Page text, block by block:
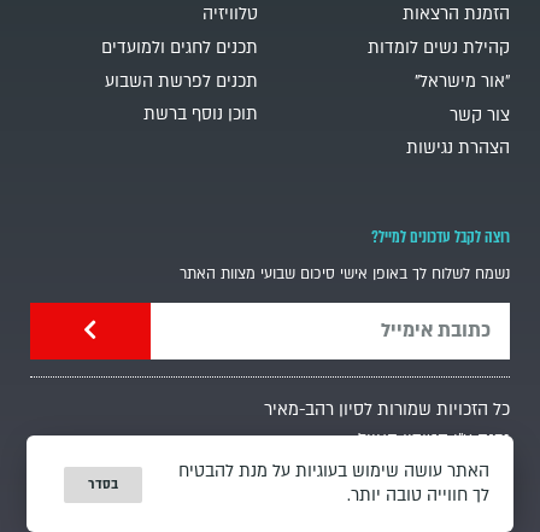
הזמנת הרצאות
קהילת נשים לומדות
"אור מישראל"
צור קשר
הצהרת נגישות
טלוויזיה
תכנים לחגים ולמועדים
תכנים לפרשת השבוע
תוכן נוסף ברשת
רוצה לקבל עדכונים למייל?
נשמח לשלוח לך באופן אישי סיכום שבועי מצוות האתר
כל הזכויות שמורות לסיון רהב-מאיר
נבנה ע"י סטודיו האייל
מדיניות פרטיות
האתר עושה שימוש בעוגיות על מנת להבטיח
לך חווייה טובה יותר.
בסדר